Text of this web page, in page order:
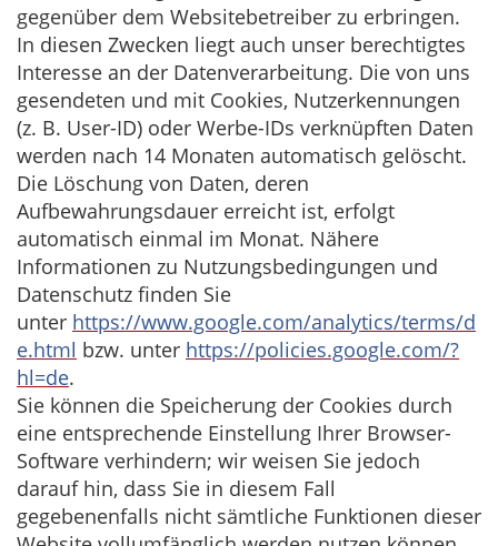
gegenüber dem Websitebetreiber zu erbringen.
In diesen Zwecken liegt auch unser berechtigtes
Interesse an der Datenverarbeitung. Die von uns
gesendeten und mit Cookies, Nutzerkennungen
(z. B. User-ID) oder Werbe-IDs verknüpften Daten
werden nach 14 Monaten automatisch gelöscht.
Die Löschung von Daten, deren
Aufbewahrungsdauer erreicht ist, erfolgt
automatisch einmal im Monat. Nähere
Informationen zu Nutzungsbedingungen und
Datenschutz finden Sie
unter https://www.google.com/analytics/terms/d
e.html bzw. unter https://policies.google.com/?
hl=de.
Sie können die Speicherung der Cookies durch
eine entsprechende Einstellung Ihrer Browser-
Software verhindern; wir weisen Sie jedoch
darauf hin, dass Sie in diesem Fall
gegebenenfalls nicht sämtliche Funktionen dieser